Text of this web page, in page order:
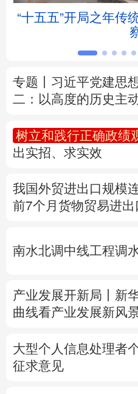
浙江 安徽
河南
广东 广西
陕西 甘肃
Русский язык
“十五五”开局之年传
专题丨 习近平党建思
二：以高度的历史主
树立和践行正确政绩
出实招、求实效
我国外贸进出口规模
前7个月货物贸易进
南水北调中线工程调
产业发展开新局丨 新
曲线看产业发展新风
大型个人信息处理者
征求意见